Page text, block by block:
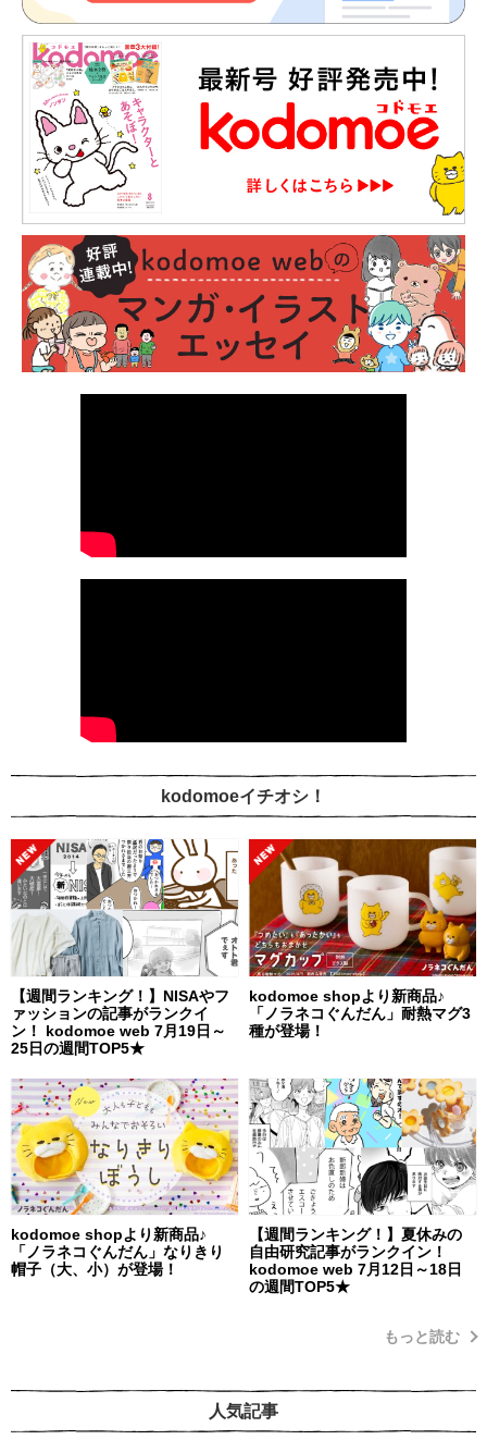
kodomoeイチオシ！
【週間ランキング！】NISAやフ
ァッションの記事がランクイ
ン！ kodomoe web 7月19日～
25日の週間TOP5★
kodomoe shopより新商品♪
「ノラネコぐんだん」耐熱マグ3
種が登場！
kodomoe shopより新商品♪
「ノラネコぐんだん」なりきり
帽子（大、小）が登場！
【週間ランキング！】夏休みの
自由研究記事がランクイン！
kodomoe web 7月12日～18日
の週間TOP5★
もっと読む
人気記事